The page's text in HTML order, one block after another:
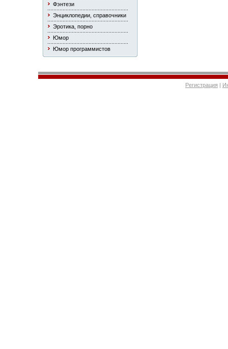
Фэнтези
Энциклопедии, справочники
Эротика, порно
Юмор
Юмор программистов
Регистрация |